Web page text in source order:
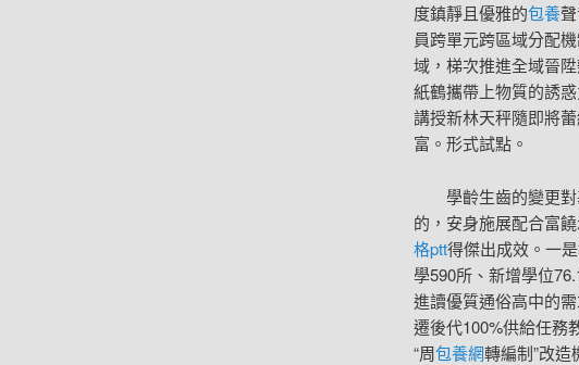
度鎮靜且優雅的包養
員跨單元跨區域分配
域，梯次推進全域晉
紙鶴攜帶上物質的誘
講授新林天秤隨即將
富。形式試點。
學齡生齒的變更
的，安身施展配合富
格ptt得傑出成效。一
學590所、新增學位
進讀優質通俗高中的
遷後代100%供給任務
“周包養網轉編制”改